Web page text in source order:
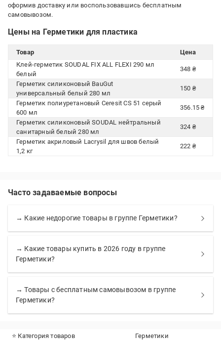
оформив доставку или воспользовавшись бесплатным
самовывозом.
Цены на Герметики для пластика
Товар
Цена
Клей-герметик SOUDAL FIX ALL FLEXI 290 мл
белый
348 ₴
Герметик силиконовый BauGut
универсальный белый 280 мл
150 ₴
Герметик полиуретановый Ceresit CS 51 серый
600 мл
356.15 ₴
Герметик силиконовый SOUDAL нейтральный
санитарный белый 280 мл
324 ₴
Герметик акриловый Lacrysil для швов белый
1,2 кг
222 ₴
Часто задаваемые вопросы
→ Какие недорогие товары в группе Герметики?
→ Какие товары купить в 2026 году в группе
Герметики?
→ Товары с бесплатным самовывозом в группе
Герметики?
⭐ Категория товаров Герметики